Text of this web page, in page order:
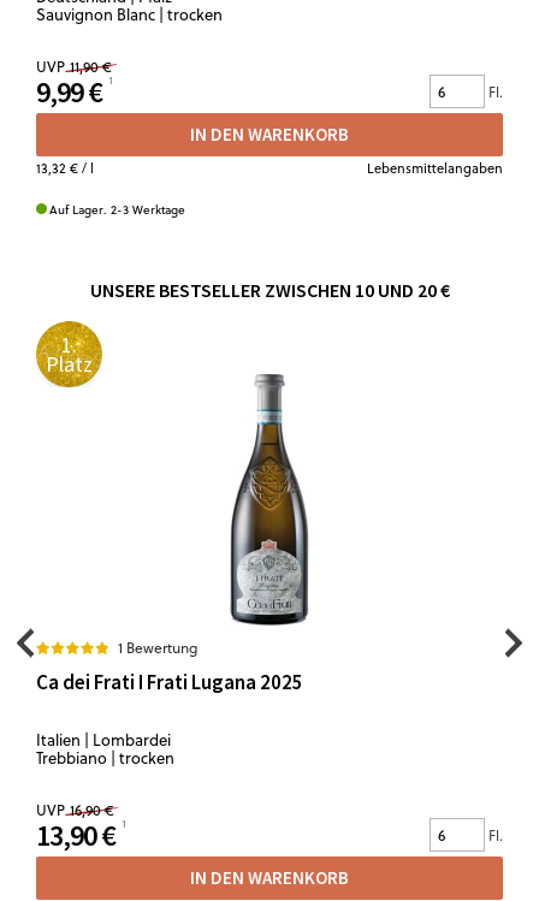
Sauvignon Blanc | trocken
UVP 11,90 €
9,99 € Fl.
IN DEN WARENKORB
13,32 €/ l Lebensmittelangaben
Auf Lager. 2-3 Werktage
UNSERE BESTSELLER ZWISCHEN 10 UND 20 €
1.
Platz
1 Bewertung
Ca dei Frati I Frati Lugana 2025
Italien | Lombardei
Trebbiano | trocken
UVP 16,90 €
13,90 € Fl.
IN DEN WARENKORB